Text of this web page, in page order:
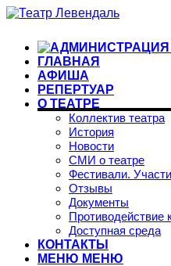
ГЛАВНАЯ
АФИША
РЕПЕРТУАР
О ТЕАТРЕ
Коллектив театра
История
Новости
СМИ о театре
Фестивали.
Отзывы
Документы
Противодействие
Доступная среда
КОНТАКТЫ
МЕНЮ МЕНЮ